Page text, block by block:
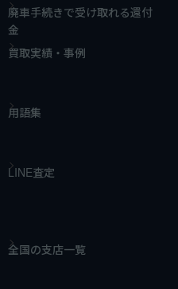
廃車手続きで受け取れる還付
金
買取実績・事例
用語集
LINE査定
全国の支店一覧